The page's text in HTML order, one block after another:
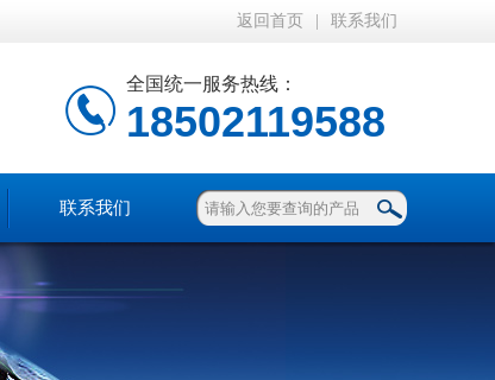
返回首页 联系我们
全国统一服务热线：
18502119588
联系我们